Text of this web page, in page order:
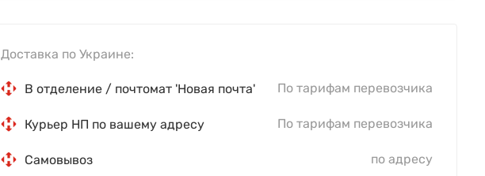
Доставка по Украине:
В отделение / почтомат 'Новая почта' По тарифам перевозчика
Курьер НП по вашему адресу По тарифам перевозчика
Самовывоз по адресу